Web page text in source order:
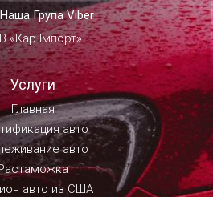
Наша Група Viber
«Кар Імпорт»
Услуги
Главная
авто
авто
авто из США